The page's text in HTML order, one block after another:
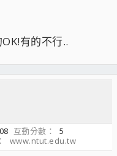
有的不行..
互動分數
5
www.ntut.edu.tw